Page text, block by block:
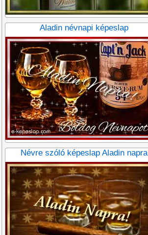
Aladin névnapi képeslap
Névre szóló képeslap Aladin napra